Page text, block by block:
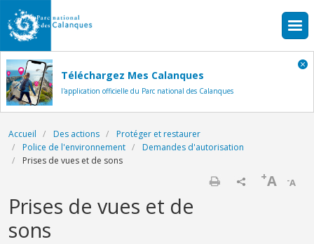
Aller au contenu principal
Téléchargez Mes Calanques
l'application officielle du Parc national des Calanques
Fil d'Ariane
Accueil Des actions
Protéger et restaurer
Police de l'environnement
Demandes d'autorisation
Prises de vues et de sons
-A
+A
Prises de vues et de
sons